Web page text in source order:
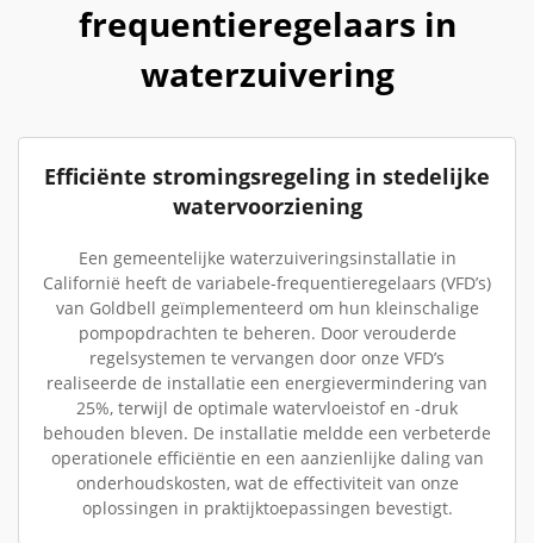
frequentieregelaars in
waterzuivering
Efficiënte stromingsregeling in stedelijke
watervoorziening
Een gemeentelijke waterzuiveringsinstallatie in
Californië heeft de variabele-frequentieregelaars (VFD’s)
van Goldbell geïmplementeerd om hun kleinschalige
pompopdrachten te beheren. Door verouderde
regelsystemen te vervangen door onze VFD’s
realiseerde de installatie een energievermindering van
25%, terwijl de optimale watervloeistof en -druk
behouden bleven. De installatie meldde een verbeterde
operationele efficiëntie en een aanzienlijke daling van
onderhoudskosten, wat de effectiviteit van onze
oplossingen in praktijktoepassingen bevestigt.